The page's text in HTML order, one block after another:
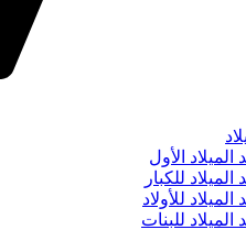
الأول
للكبار
للأولاد
الميلاد للبنات